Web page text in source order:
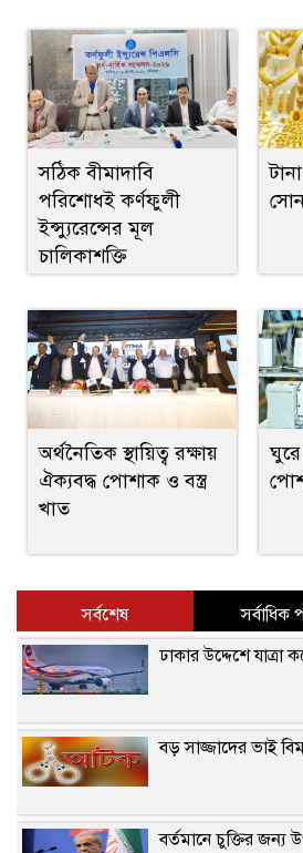
সঠিক বীমাদাবি
পরিশোধই কর্ণফুলী
ইন্স্যুরেন্সের মূল
চালিকাশক্তি
অর্থনৈতিক স্থায়িত্ব রক্ষায়
ঐক্যবদ্ধ পোশাক ও বস্ত্র
খাত
ঘুরে
সর্বশেষ
সর্বাধিক
ঢাকার উদ্দেশে যাত্রা
বড় সাজ্জাদের ভাই
বর্তমানে চুক্তির জন্য